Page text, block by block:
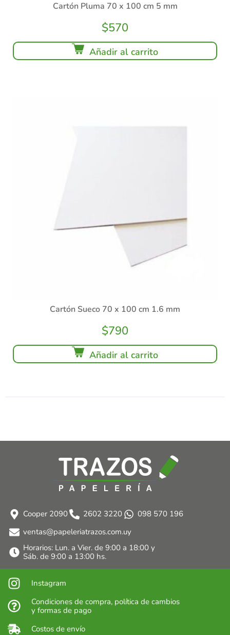
Cartón Pluma 70 x 100 cm 5 mm
$570
Añadir al carrito
Cartón Sueco 70 x 100 cm 1.6 mm
$790
Añadir al carrito
Cooper 2090 2602 3220
098 570 196
ventas@papeleriatrazos.com.uy
Horarios: Lun. a Vier. de 9:00 a 18:00 y
Sáb. de 9:00 a 13:00 hs.
Instagram
Condiciones de compra, política de cambios
y formas de pago
Costos de envío